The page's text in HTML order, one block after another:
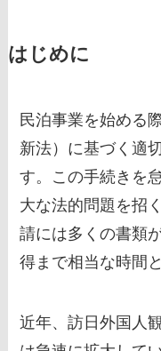
はじめに
民泊事業を始める
新法）に基づく適
す。この手続きを
大な法的問題を招
請には多くの書類
得まで相当な時間
近年、訪日外国人